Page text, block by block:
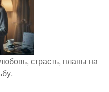
страсть, планы на